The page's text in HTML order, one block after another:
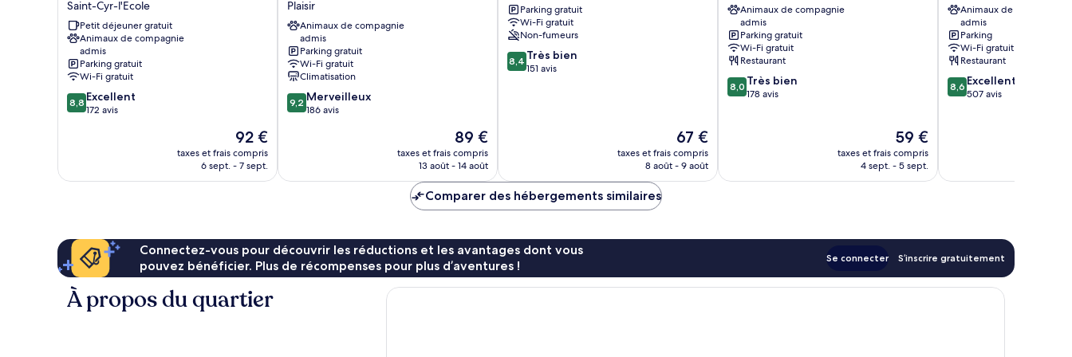
Saint
Quentin
en
Yvelines
Saint-
Cyr-
l'Ecole
Saint-Cyr-l'Ecole
Petit déjeuner gratuit
Animaux de compagnie
admis
Parking gratuit
Wi-Fi gratuit
8.8
sur
8,8 Excellent
172 avis
Le
nouveau
prix
92 €
taxes et frais compris
6 sept. - 7 sept.
Prestige
Plaisir
St
Quentin
Plaisir
Plaisir
Animaux de compagnie
admis
Parking gratuit
Wi-Fi gratuit
Climatisation
9.2
sur
9,2 Merveilleux
186 avis
Le
nouveau
prix
de
89 €
89 €
taxes et frais compris
13 août - 14 août
Parking gratuit
Wi-Fi gratuit
Non-fumeurs
8.4
sur
8,4 Très bien
151 avis
Le
nouveau
prix
67 €
taxes et frais compris
8 août - 9 août
Animaux de compagnie
admis
Parking gratuit
Wi-Fi gratuit
Restaurant
8.0
sur
8,0 Très bien
178 avis
Le
nouveau
prix
59 €
taxes et frais compris
4 sept. - 5 sept.
Paris
Saclay
Saclay
Animaux de compagnie
admis
Parking
Wi-Fi gratuit
Restaurant
8.6
sur
8,6 Excellent
507 avis
Comparer des hébergements similaires
Connectez-vous pour découvrir les réductions et les avantages dont vous
pouvez bénéficier. Plus de récompenses pour plus d’aventures !
Se connecter S’inscrire gratuitement
À propos du quartier